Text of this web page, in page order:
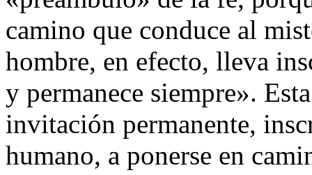
camino que conduce al
hombre, en efecto, lleva
y permanece siempre».
invitación permanente,
humano, a ponerse en